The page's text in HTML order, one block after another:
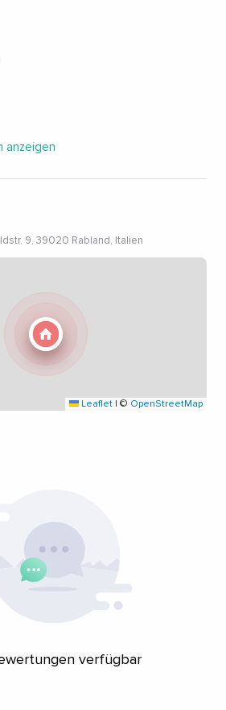
anzeigen
9, 39020 Rabland, Italien
Leaflet | © OpenStreetMap
verfügbar